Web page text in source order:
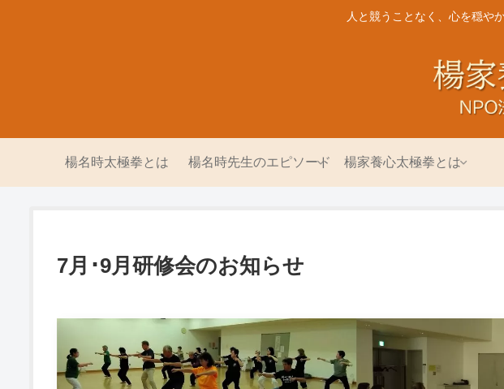
人と競うことなく、心を穏や
楊名時太極拳とは 楊名時先生のエピソード 楊家養心太極拳とは
7月･9月研修会のお知らせ